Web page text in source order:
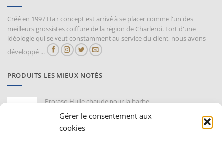
Gérer le consentement aux
cookies
Créé en 1997 Hair concept est arrivé à se placer comme l'un des
meilleurs grossistes coiffure de la région de Charleroi. Fort d'une
idéologie qui se veut constamment au service du client, nous avons
développé ...
PRODUITS LES MIEUX NOTÉS
Proraso Huile chaude pour la barbe
10,30€ TVAC